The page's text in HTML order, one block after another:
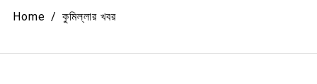
Home কুমিল্লার খবর